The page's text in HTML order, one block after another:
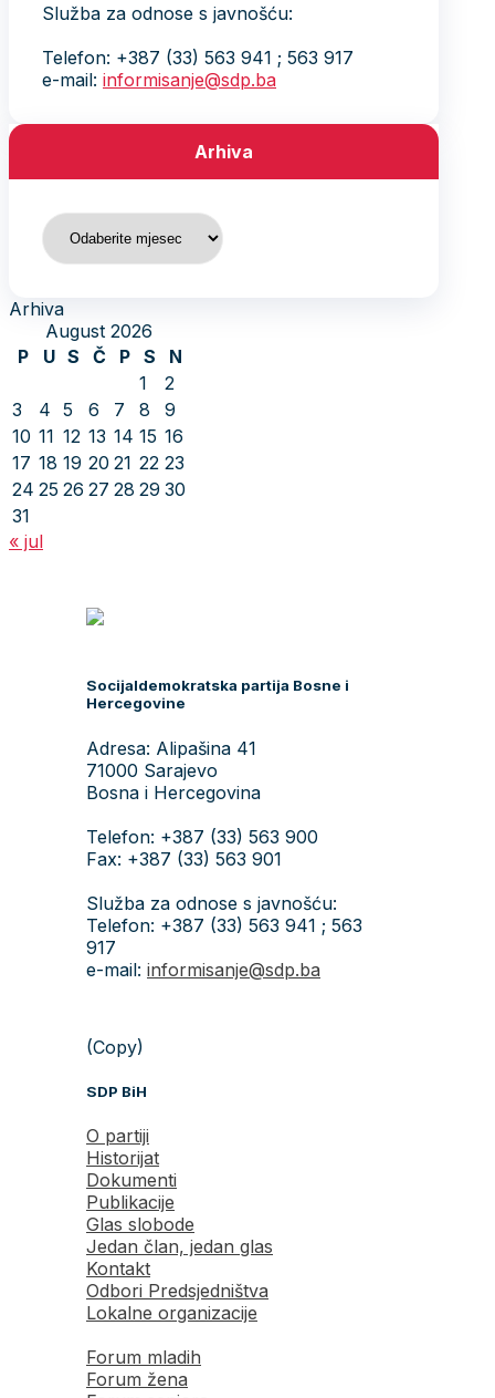
Služba za odnose s javnošću:
Telefon: +387 (33) 563 941 ; 563 917
e-mail: informisanje@sdp.ba
Arhiva
Arhiva
Arhiva
August 2026
P
U S Č P S
N
1
2
3
4 5 6 7 8
9
10 11 12 13 14 15 16
17 18 19 20 21 22 23
24 25 26 27 28 29 30
31
« jul
Socijaldemokratska partija Bosne i
Hercegovine
Adresa: Alipašina 41
71000 Sarajevo
Bosna i Hercegovina
Telefon: +387 (33) 563 900
Fax: +387 (33) 563 901
Služba za odnose s javnošću:
Telefon: +387 (33) 563 941 ; 563
917
e-mail: informisanje@sdp.ba
(Copy)
SDP BiH
O partiji
Historijat
Dokumenti
Publikacije
Glas slobode
Jedan član, jedan glas
Kontakt
Odbori Predsjedništva
Lokalne organizacije
Forum mladih
Forum žena